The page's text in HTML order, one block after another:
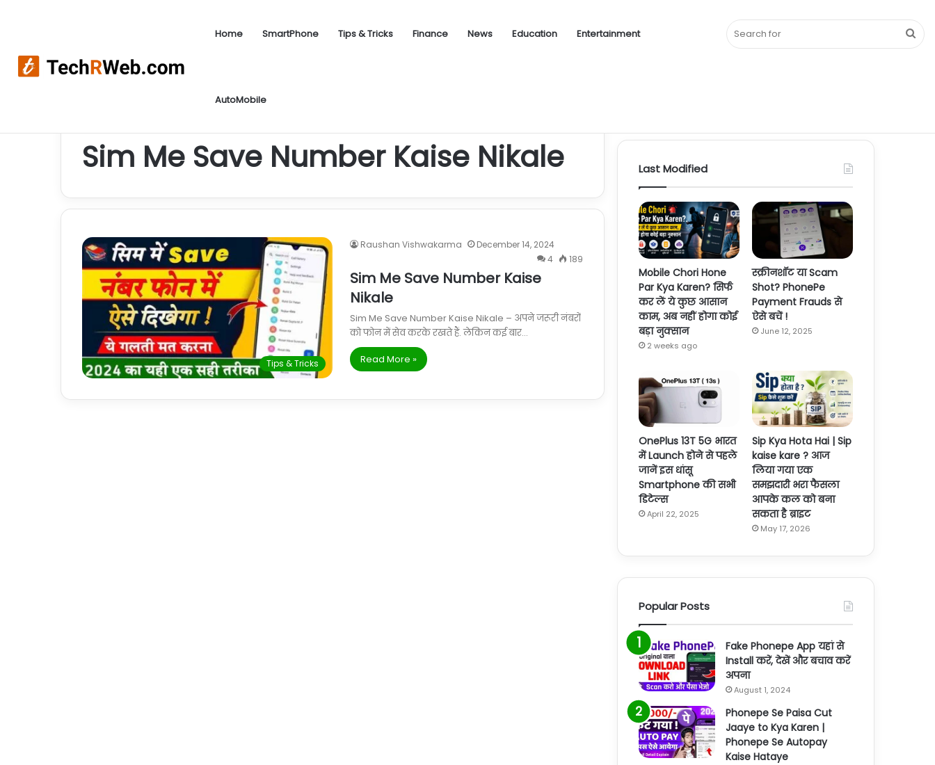
Home SmartPhone Tips & Tricks Finance News Education Entertainment
AutoMobile
Breaking News
Sim Me Save Number Kaise Nikale
Tips & Tricks
Raushan Vishwakarma
December 14, 2024
4
189
Sim Me Save Number Kaise
Nikale
Sim Me Save Number Kaise Nikale – अपने जरूरी नंबरों
को फोन में सेव करके रखते हैं. लेकिन कई बार…
Read More »
Last Modified
Mobile Chori Hone
Par Kya Karen? सिर्फ
कर लें ये कुछ आसान
काम, अब नहीं होगा कोई
बड़ा नुक्सान
2 weeks ago
स्क्रीनशॉट या Scam
Shot? PhonePe
Payment Frauds से
ऐसे बचें !
June 12, 2025
OnePlus 13T 5G भारत
में Launch होने से पहले
जानें इस धांसू
Smartphone की सभी
डिटेल्स
April 22, 2025
Sip Kya Hota Hai | Sip
kaise kare ? आज
लिया गया एक
समझदारी भरा फैसला
आपके कल को बना
सकता है ब्राइट
May 17, 2026
Popular Posts
Fake Phonepe App यहां से
Install करें, देखें और बचाव करें
अपना
August 1, 2024
Phonepe Se Paisa Cut
Jaaye to Kya Karen |
Phonepe Se Autopay
Kaise Hataye